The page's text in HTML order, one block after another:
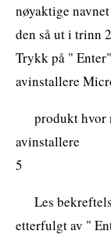
nøyaktige
den så ut i trinn
Trykk på "
avinstallere
produkt
avinstallere
5
Les
etterfulgt av "